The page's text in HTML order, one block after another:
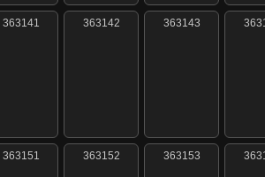
363141 363142 363143
363151 363152 363153